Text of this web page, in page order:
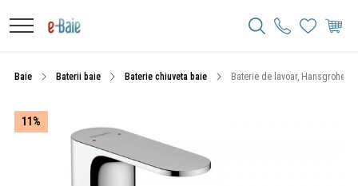
Baie Baterii baie Baterie chiuveta baie Baterie de lavoar, Hansgrohe,
11%